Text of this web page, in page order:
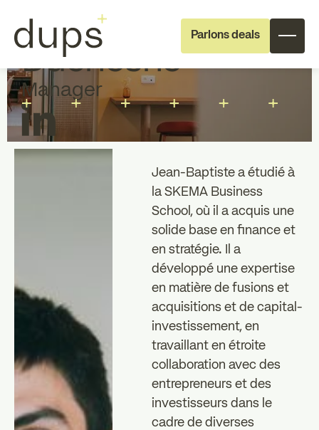
Full deal execution Specialist support
À propos de dups L'équipe
Investisseurs
individuels
Investisseurs
professionnels
Les essentiels Actualités
FAQ
Parlons deals
Jean-Baptiste
Duchesne
Manager
Jean-Baptiste a étudié à
la SKEMA Business
School, où il a acquis une
solide base en finance et
en stratégie. Il a
développé une expertise
en matière de fusions et
acquisitions et de capital-
investissement, en
travaillant en étroite
collaboration avec des
entrepreneurs et des
investisseurs dans le
cadre de diverses